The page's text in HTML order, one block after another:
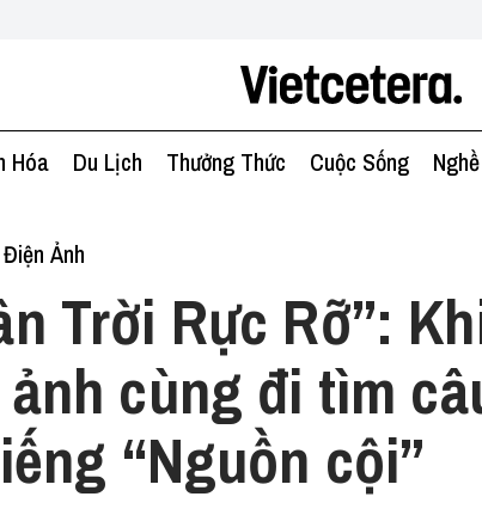
Hóa Du Lịch Thưởng Thức Cuộc Sống
Điện Ảnh
Trời Rực Rỡ”:
cùng đi tìm
“Nguồn cội”